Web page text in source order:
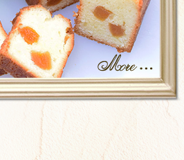
意ください。
木曜日のみとなり
リテをご愛顧のほ